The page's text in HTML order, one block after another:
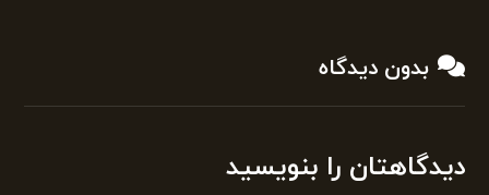
بدون دیدگاه
دیدگاهتان را بنویسید